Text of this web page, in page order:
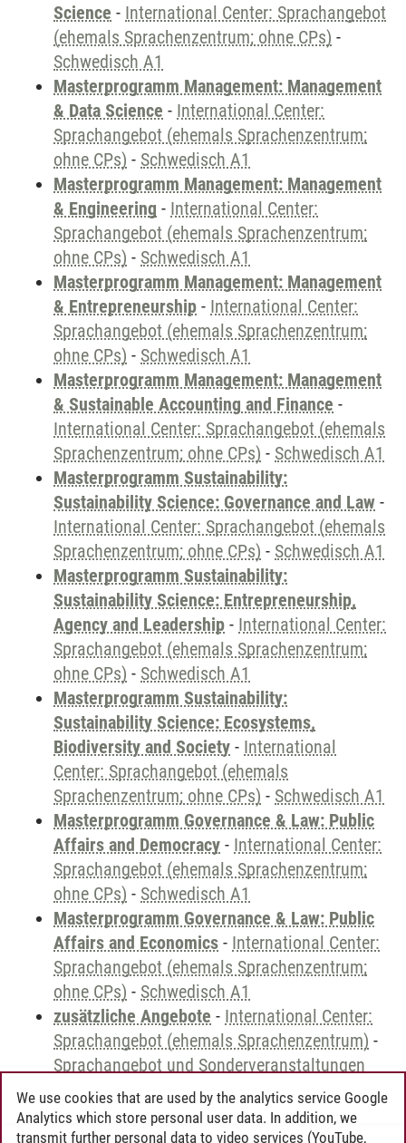
Science - International Center: Sprachangebot
(ehemals Sprachenzentrum; ohne CPs) -
Schwedisch A1
Masterprogramm Management: Management
& Data Science - International Center:
Sprachangebot (ehemals Sprachenzentrum;
ohne CPs) - Schwedisch A1
Masterprogramm Management: Management
& Engineering - International Center:
Sprachangebot (ehemals Sprachenzentrum;
ohne CPs) - Schwedisch A1
Masterprogramm Management: Management
& Entrepreneurship - International Center:
Sprachangebot (ehemals Sprachenzentrum;
ohne CPs) - Schwedisch A1
Masterprogramm Management: Management
& Sustainable Accounting and Finance -
International Center: Sprachangebot (ehemals
Sprachenzentrum; ohne CPs) - Schwedisch A1
Masterprogramm Sustainability:
Sustainability Science: Governance and Law -
International Center: Sprachangebot (ehemals
Sprachenzentrum; ohne CPs) - Schwedisch A1
Masterprogramm Sustainability:
Sustainability Science: Entrepreneurship,
Agency and Leadership - International Center:
Sprachangebot (ehemals Sprachenzentrum;
ohne CPs) - Schwedisch A1
Masterprogramm Sustainability:
Sustainability Science: Ecosystems,
Biodiversity and Society - International
Center: Sprachangebot (ehemals
Sprachenzentrum; ohne CPs) - Schwedisch A1
Masterprogramm Governance & Law: Public
Affairs and Democracy - International Center:
Sprachangebot (ehemals Sprachenzentrum;
ohne CPs) - Schwedisch A1
Masterprogramm Governance & Law: Public
Affairs and Economics - International Center:
Sprachangebot (ehemals Sprachenzentrum;
ohne CPs) - Schwedisch A1
zusätzliche Angebote - International Center:
Sprachangebot (ehemals Sprachenzentrum) -
Sprachangebot und Sonderveranstaltungen
We use cookies that are used by the analytics service Google
Analytics which store personal user data. In addition, we
transmit further personal data to video services (YouTube,